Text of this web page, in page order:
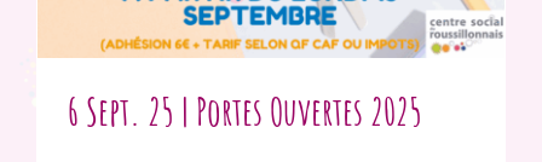
6 Sept. 25 | Portes Ouvertes 2025